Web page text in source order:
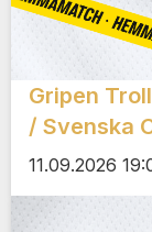
Gripen
/ Svenska
11.09.2026